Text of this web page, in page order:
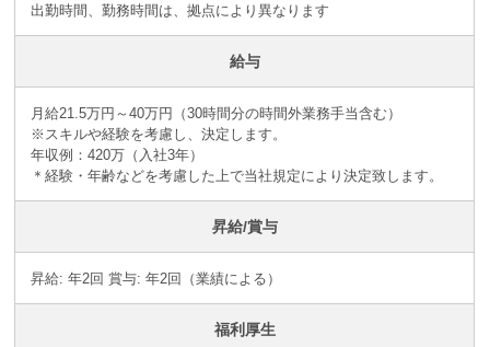
出勤時間、勤務時間は、拠点により異なります
給与
月給21.5万円～40万円（30時間分の時間外業務手当含む）
※スキルや経験を考慮し、決定します。
年収例：420万（入社3年）
＊経験・年齢などを考慮した上で当社規定により決定致します。
昇給/賞与
昇給: 年2回 賞与: 年2回（業績による）
福利厚生